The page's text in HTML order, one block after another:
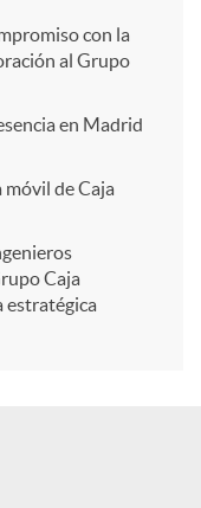
con la
al Grupo
en Madrid
de Caja
Caja
estratégica